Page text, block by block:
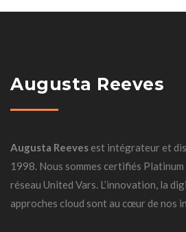
Augusta Reeves
Augusta Reeves est intégrateur et
1998. Nous sommes certifiés
réseau United Vars. L’innovation, la
approches cloud sont au cœur de nos